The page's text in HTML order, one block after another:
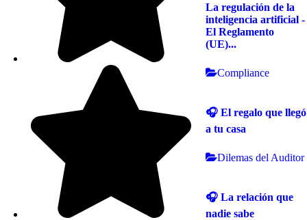
La regulación de la
inteligencia artificial -
El Reglamento
(UE)...
Compliance
🎧 El regalo que llegó
a tu casa
Dilemas del Auditor
🎧 La relación que
nadie sabe